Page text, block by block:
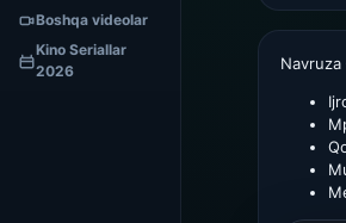
Boshqa videolar
Kino Seriallar
2026